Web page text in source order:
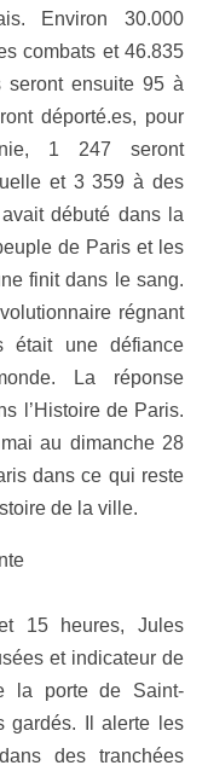
Environ 30.000
combats et 46.835
seront ensuite 95 à
déporté.es, pour
1 247 seront
et 3 359 à des
débuté dans la
de Paris et les
finit dans le sang.
régnant
était une défiance
La réponse
l’Histoire de Paris.
au dimanche 28
dans ce qui reste
de la ville.
15 heures, Jules
et indicateur de
la porte de Saint-
gardés. Il alerte les
des tranchées